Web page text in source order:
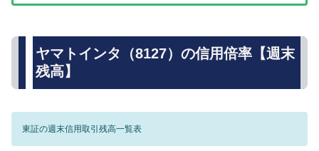
ヤマトインタ（8127）の信用倍率【週末
残高】
東証の週末信用取引残高一覧表